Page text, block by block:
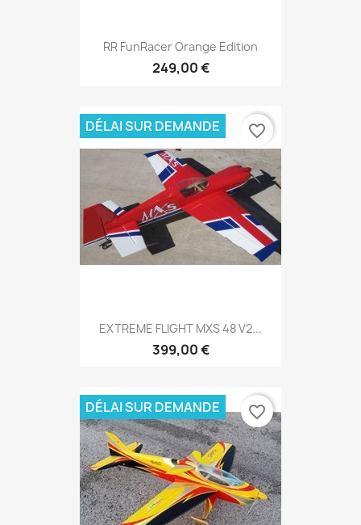
RR FunRacer Orange Edition
249,00 €
EXTREME FLIGHT MXS 48 V2...
399,00 €
DÉLAI SUR DEMANDE favorite_border
DÉLAI SUR DEMANDE favorite_border